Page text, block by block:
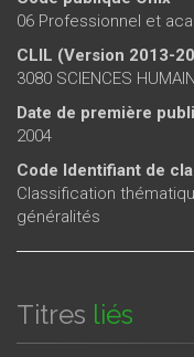
06 Professionnel et
CLIL (Version 2013-
3080 SCIENCES
Date de première
2004
Code Identifiant de
Classification
généralités
Titres liés